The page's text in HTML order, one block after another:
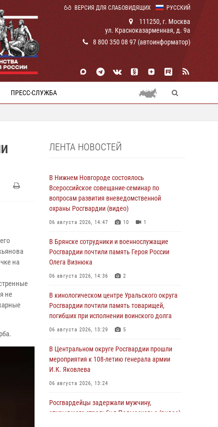
РУССКИЙ
ВЕРСИЯ ДЛЯ СЛАБОВИДЯЩИХ
111250, г. Москва
ул. Красноказарменная, д. 9а
8 800 350 08 97 (автоинформатор)
ПРЕСС-СЛУЖБА
на
не
ЛЕНТА НОВОСТЕЙ
В Нижнем Новгороде состоялось
Всероссийское совещание-семинар по
вопросам развития вневедомственной
охраны Росгвардии (видео)
06 августа 2026, 14:47 10 1
В Брянске сотрудники и военнослужащие
Росгвардии почтили память Героя России
Олега Визнюка
06 августа 2026, 14:36 2
В кинологическом центре Уральского округа
Росгвардии почтили память товарищей,
погибших при исполнении воинского долга
06 августа 2026, 13:29 5
В Центральном округе Росгвардии прошли
мероприятия к 108‑летию генерала армии
И.К. Яковлева
06 августа 2026, 13:24
Росгвардейцы задержали мужчину,
открывшего стрельбу в Подмосковье (видео)